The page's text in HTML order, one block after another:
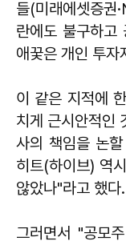
들(미래에셋증권
란에도 불구하고
애꿎은 개인 투자
이 같은 지적에
치게 근시안적인
사의 책임을 논
히트(하이브) 역
않았나"라고 했다.
그러면서 "공모